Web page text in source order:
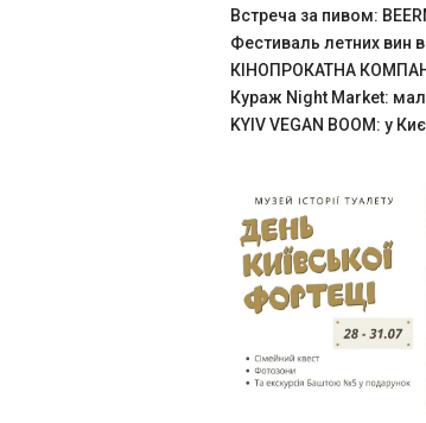
Встреча за пивом:
Фестиваль летних вин
КІНОПРОКАТНА
Кураж Night Market:
KYIV VEGAN BOOM: у